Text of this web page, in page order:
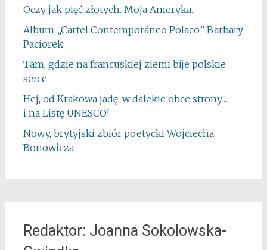
Oczy jak pięć złotych. Moja Ameryka.
Album „Cartel Contemporáneo Polaco” Barbary
Paciorek
Tam, gdzie na francuskiej ziemi bije polskie
serce
Hej, od Krakowa jadę, w dalekie obce strony…
i na Listę UNESCO!
Nowy, brytyjski zbiór poetycki Wojciecha
Bonowicza
Redaktor: Joanna Sokolowska-